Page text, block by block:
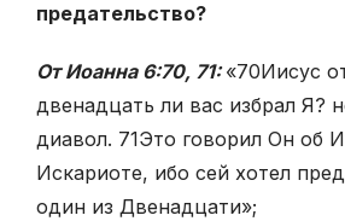
предательство?
От Иоанна 6:70, 71:«70Иисус
двенадцать ли вас избрал Я?
диавол. 71Это говорил Он об
Искариоте, ибо сей хотел
один из Двенадцати»;